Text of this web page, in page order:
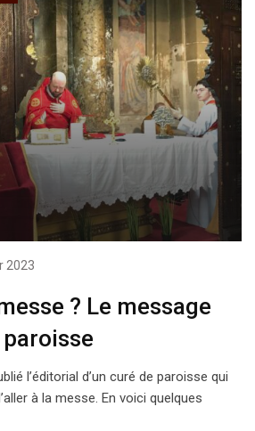
2023
? Le message
paroisse
l’éditorial d’un curé de paroisse qui
à la messe. En voici quelques